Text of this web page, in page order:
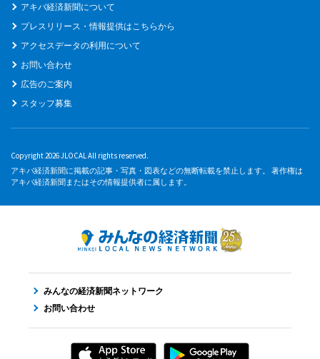
アキバ経済新聞について
プレスリリース・情報提供はこちらから
アクセスデータの利用について
お問い合わせ
広告のご案内
スタッフ募集
Copyright 2026 JLOCAL All rights reserved.
アキバ経済新聞に掲載の記事・写真・図表などの無断転載を禁止します。 著作権は
アキバ経済新聞またはその情報提供者に属します。
みんなの経済新聞ネットワーク
お問い合わせ